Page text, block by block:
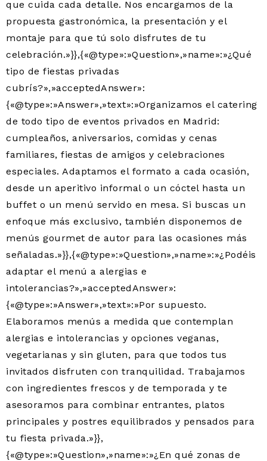
que cuida cada detalle. Nos encargamos de la
propuesta gastronómica, la presentación y el
montaje para que tú solo disfrutes de tu
celebración.»}},{«@type»:»Question»,»name»:»¿Qué
tipo de fiestas privadas
cubrís?»,»acceptedAnswer»:
{«@type»:»Answer»,»text»:»Organizamos el catering
de todo tipo de eventos privados en Madrid:
cumpleaños, aniversarios, comidas y cenas
familiares, fiestas de amigos y celebraciones
especiales. Adaptamos el formato a cada ocasión,
desde un aperitivo informal o un cóctel hasta un
buffet o un menú servido en mesa. Si buscas un
enfoque más exclusivo, también disponemos de
menús gourmet de autor para las ocasiones más
señaladas.»}},{«@type»:»Question»,»name»:»¿Podéis
adaptar el menú a alergias e
intolerancias?»,»acceptedAnswer»:
{«@type»:»Answer»,»text»:»Por supuesto.
Elaboramos menús a medida que contemplan
alergias e intolerancias y opciones veganas,
vegetarianas y sin gluten, para que todos tus
invitados disfruten con tranquilidad. Trabajamos
con ingredientes frescos y de temporada y te
asesoramos para combinar entrantes, platos
principales y postres equilibrados y pensados para
tu fiesta privada.»}},
{«@type»:»Question»,»name»:»¿En qué zonas de